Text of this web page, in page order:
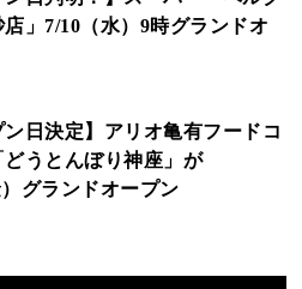
」7/10（水）9時グランドオ
ン日決定】アリオ亀有フードコ
どうとんぼり神座」が
グランドオープン